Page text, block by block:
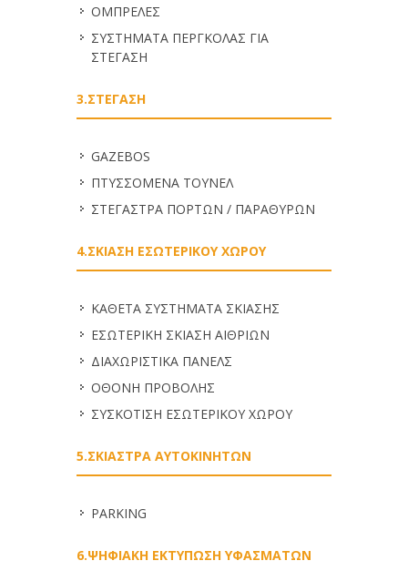
ΟΜΠΡΕΛΕΣ
ΣΥΣΤΗΜΑΤΑ ΠΕΡΓΚΟΛΑΣ ΓΙΑ
ΣΤΕΓΑΣΗ
3.ΣΤΕΓΑΣΗ
GAZEBOS
ΠΤΥΣΣΟΜΕΝΑ ΤΟΥΝΕΛ
ΣΤΕΓΑΣΤΡΑ ΠΟΡΤΩΝ / ΠΑΡΑΘΥΡΩΝ
4.ΣΚΙΑΣΗ ΕΣΩΤΕΡΙΚΟΥ ΧΩΡΟΥ
ΚΑΘΕΤΑ ΣΥΣΤΗΜΑΤΑ ΣΚΙΑΣΗΣ
ΕΣΩΤΕΡΙΚΗ ΣΚΙΑΣΗ ΑΙΘΡΙΩΝ
ΔΙΑΧΩΡΙΣΤΙΚΑ ΠΑΝΕΛΣ
ΟΘΟΝΗ ΠΡΟΒΟΛΗΣ
ΣΥΣΚΟΤΙΣΗ ΕΣΩΤΕΡΙΚΟΥ ΧΩΡΟΥ
5.ΣΚΙΑΣΤΡΑ ΑΥΤΟΚΙΝΗΤΩΝ
PARKING
6.ΨΗΦΙΑΚΗ ΕΚΤΥΠΩΣΗ ΥΦΑΣΜΑΤΩΝ